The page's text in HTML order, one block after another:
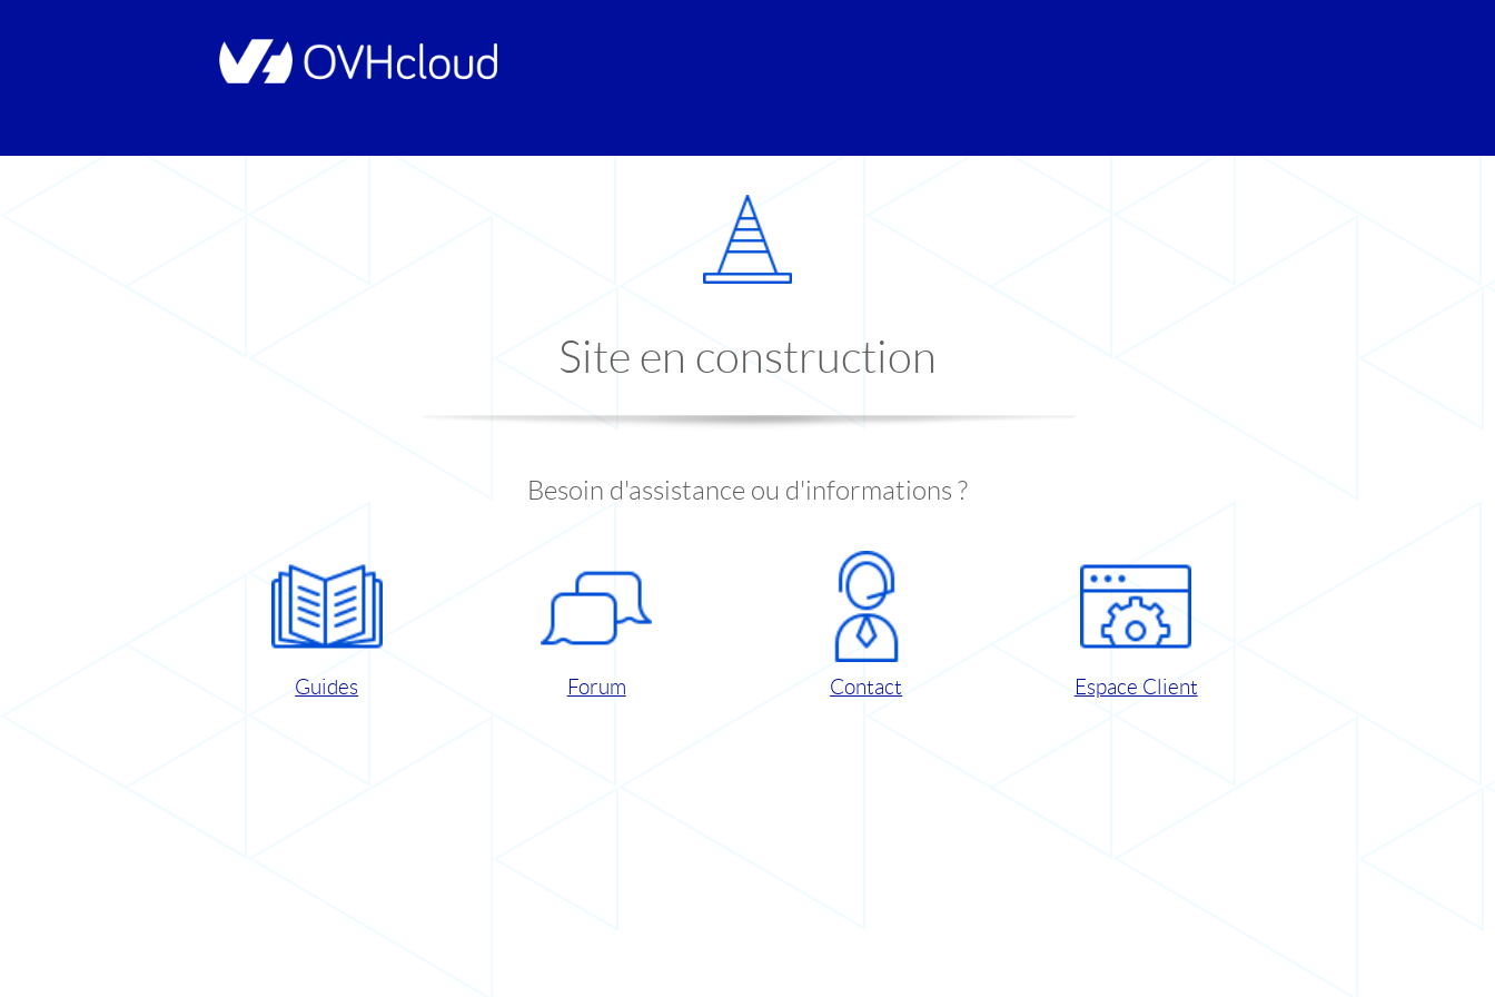
Site en construction
Besoin d'assistance ou d'informations ?
Guides Forum Contact Espace Client